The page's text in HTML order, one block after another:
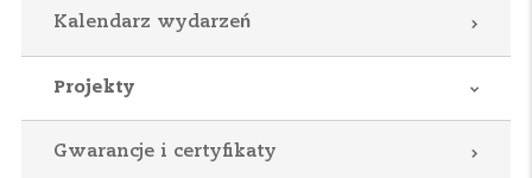
Kalendarz wydarzeń
Projekty
Gwarancje i certyfikaty